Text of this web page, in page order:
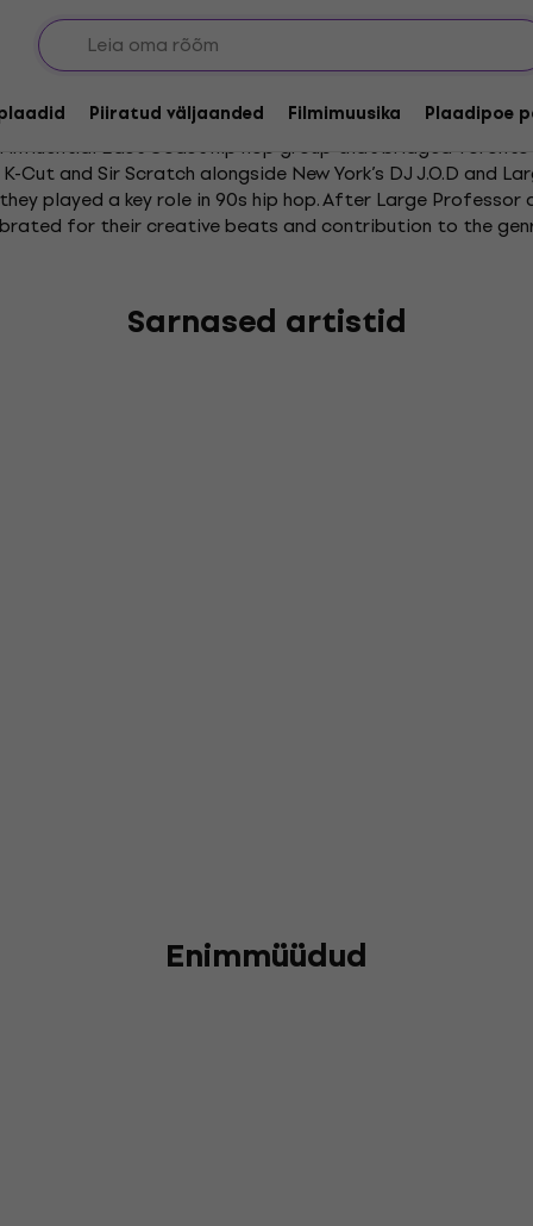
Piiratud väljaanded Filmimuusika Plaadipoe
influential East Coast hip hop group that bridged
Cut and Sir Scratch alongside New York’s DJ J.O.D and
played a key role in 90s hip hop. After Large
for their creative beats and contribution to the
Sarnased artistid
Enimmüüdud